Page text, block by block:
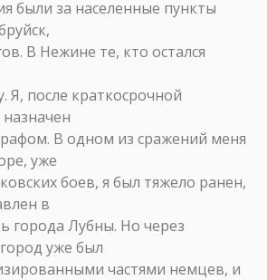
были за населенные пункты
В Нежине те, кто остался
Я, после краткосрочной
В одном из сражений меня
уже
боев, я был тяжело ранен,
в
города Лубны. Но через
уже был
частями немцев, и